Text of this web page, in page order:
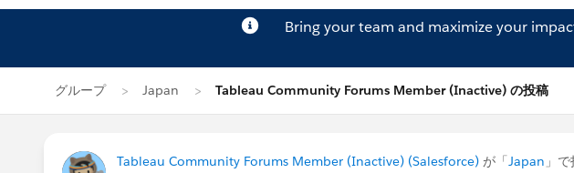
Bring your team and maximize your
グループ Japan Tableau Community Forums Member (Inactive) の投稿
Tableau Community Forums Member (Inactive) (Salesforce) が「Japan 」